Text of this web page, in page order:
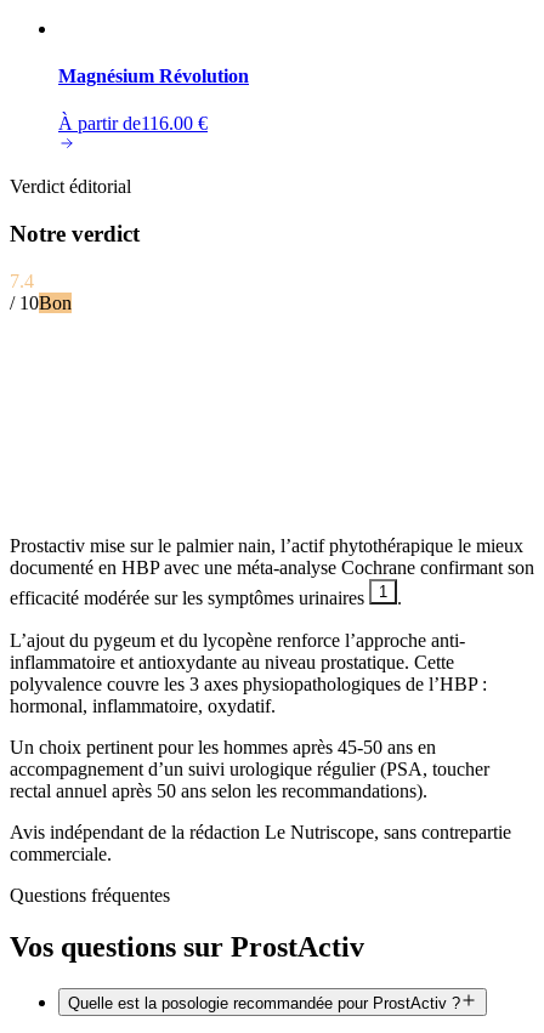
Magnésium Révolution
À partir de116.00 €
Verdict éditorial
Notre verdict
7.4
/ 10Bon
Prostactiv mise sur le palmier nain, l’actif phytothérapique le mieux
documenté en HBP avec une méta-analyse Cochrane confirmant son
efficacité modérée sur les symptômes urinaires
1 .
L’ajout du pygeum et du lycopène renforce l’approche anti-
inflammatoire et antioxydante au niveau prostatique. Cette
polyvalence couvre les 3 axes physiopathologiques de l’HBP :
hormonal, inflammatoire, oxydatif.
Un choix pertinent pour les hommes après 45-50 ans en
accompagnement d’un suivi urologique régulier (PSA, toucher
rectal annuel après 50 ans selon les recommandations).
Avis indépendant de la rédaction Le Nutriscope, sans contrepartie
commerciale.
Questions fréquentes
Vos questions sur ProstActiv
Quelle est la posologie recommandée pour ProstActiv ?